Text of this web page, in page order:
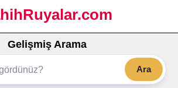
Gelişmiş Arama
Ara